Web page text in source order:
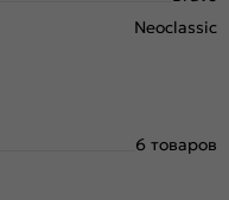
Neoclassic
Филенчатая
6 товаров